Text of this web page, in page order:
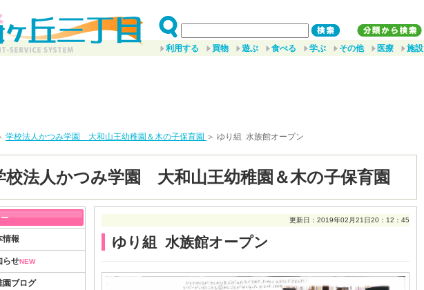
利用する 買物 遊ぶ 食べる 学ぶ その他 医療 施設
学校法人かつみ学園 大和山王幼稚園＆木の子保育園 ＞ ゆり組 水族館オープン
校法人かつみ学園 大和山王幼稚園＆木の子保育園
更新日：2019年02月21日20：12：45
ゆり組 水族館オープン
情報
らせNEW
園ブログ